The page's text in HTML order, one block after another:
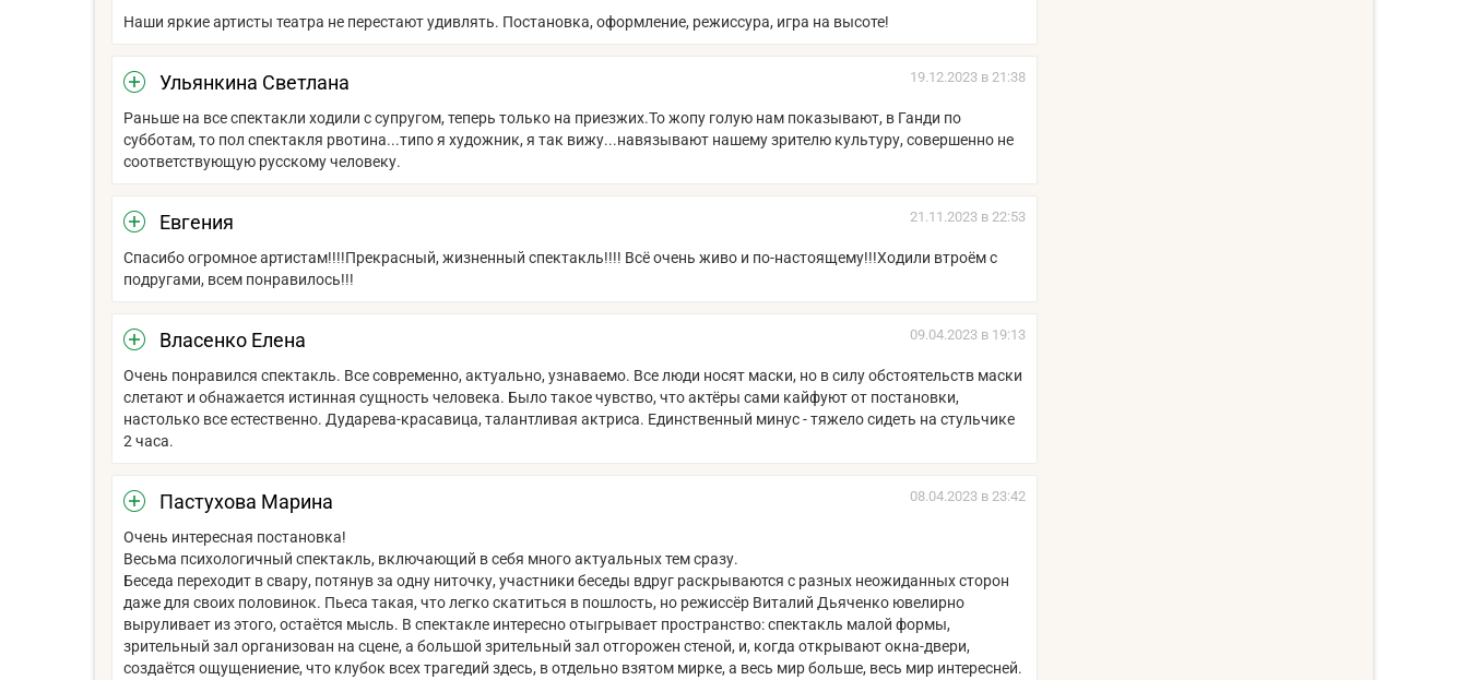
Наши яркие артисты театра не перестают удивлять. Постановка, оформление, режиссура, игра на высоте!
Ульянкина Светлана 19.12.2023 в 21:38
Раньше на все спектакли ходили с супругом, теперь только на приезжих.То жопу голую нам показывают, в Ганди по
субботам, то пол спектакля рвотина...типо я художник, я так вижу...навязывают нашему зрителю культуру, совершенно не
соответствующую русскому человеку.
Евгения 21.11.2023 в 22:53
Спасибо огромное артистам!!!!Прекрасный, жизненный спектакль!!!! Всё очень живо и по-настоящему!!!Ходили втроём с
подругами, всем понравилось!!!
Власенко Елена 09.04.2023 в 19:13
Очень понравился спектакль. Все современно, актуально, узнаваемо. Все люди носят маски, но в силу обстоятельств маски
слетают и обнажается истинная сущность человека. Было такое чувство, что актёры сами кайфуют от постановки,
настолько все естественно. Дударева-красавица, талантливая актриса. Единственный минус - тяжело сидеть на стульчике
2 часа.
Пастухова Марина 08.04.2023 в 23:42
Очень интересная постановка!
Весьма психологичный спектакль, включающий в себя много актуальных тем сразу.
Беседа переходит в свару, потянув за одну ниточку, участники беседы вдруг раскрываются с разных неожиданных сторон
даже для своих половинок. Пьеса такая, что легко скатиться в пошлость, но режиссёр Виталий Дьяченко ювелирно
выруливает из этого, остаётся мысль. В спектакле интересно отыгрывает пространство: спектакль малой формы,
зрительный зал организован на сцене, а большой зрительный зал отгорожен стеной, и, когда открывают окна-двери,
создаётся ощущениение, что клубок всех трагедий здесь, в отдельно взятом мирке, а весь мир больше, весь мир интересней.